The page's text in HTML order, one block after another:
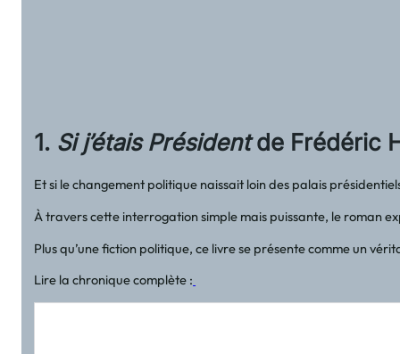
1. Si j’étais Présidentde Frédéric
Et si le changement politique naissait loin des palais
À travers cette interrogation simple mais puissante, le roman
Plus qu’une fiction politique, ce livre se présente comme un
Lire la chronique complète :